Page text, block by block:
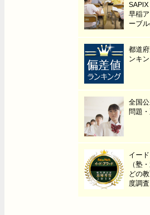
早稲
ーブ
都道
ンキ
全国
問題・
イー
（塾
どの
度調査